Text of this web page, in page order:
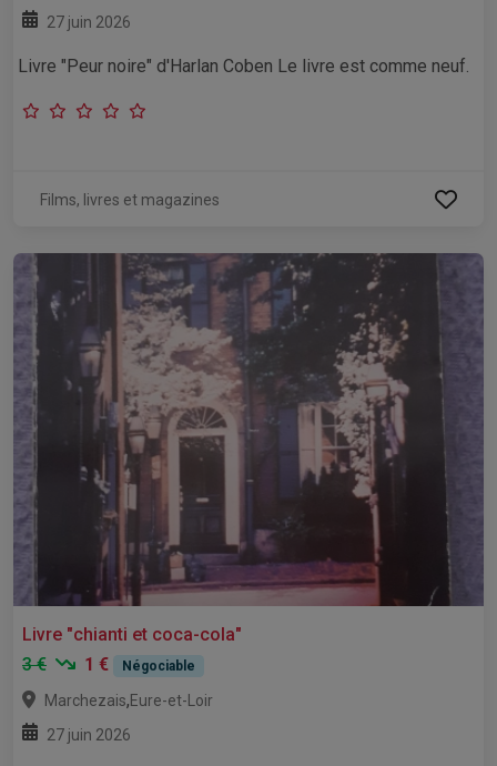
27 juin 2026
Livre "Peur noire" d'Harlan Coben Le livre est comme neuf.
Films, livres et magazines
Livre "chianti et coca-cola"
3 €
1 € Négociable
Marchezais,Eure-et-Loir
27 juin 2026